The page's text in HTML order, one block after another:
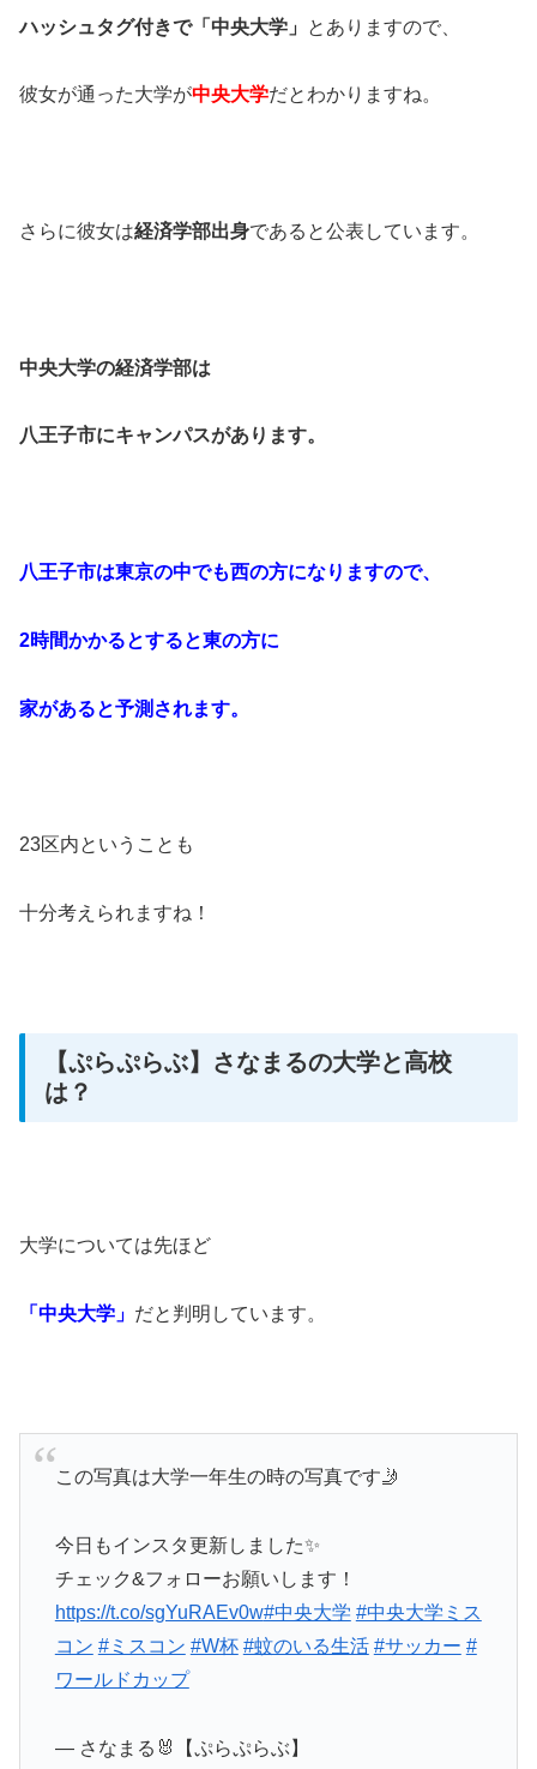
ハッシュタグ付きで「中央大学」 とありますので、
彼女が通った大学が中央大学だとわかりますね。
さらに彼女は経済学部出身であると公表しています。
中央大学の経済学部は
八王子市にキャンパスがあります。
八王子市は東京の中でも西の方になりますので、
2時間かかるとすると東の方に
家があると予測されます。
23区内ということも
十分考えられますね！
【ぷらぷらぶ】さなまるの大学と高校
は？
大学については先ほど
「中央大学」 だと判明しています。
この写真は大学一年生の時の写真です🤳
今日もインスタ更新しました✨
チェック&フォローお願いします！
https://t.co/sgYuRAEv0w#中央大学 #中央大学ミス
コン #ミスコン #W杯 #蚊のいる生活 #サッカー #
ワールドカップ
— さなまる🐰【ぷらぷらぶ】